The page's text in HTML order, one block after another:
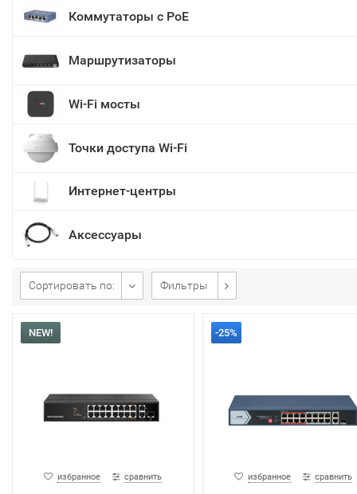
Коммутаторы с PoE
Маршрутизаторы
Wi-Fi мосты
Точки доступа Wi-Fi
Интернет-центры
Аксессуары
Сортировать по: Фильтры
NEW!
избранное сравнить
-25%
избранное сравнить